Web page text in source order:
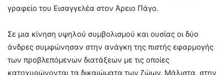
γραφείο του Εισαγγελέα στον Άρειο Πάγο.
Σε μια κίνηση υψηλού συμβολισμού και ουσίας οι δύο
άνδρες συμφώνησαν στην ανάγκη της πιστής εφαρμογής
των προβλεπόμενων διατάξεων με τις οποίες
κατοχυρώνονται τα δικαιώματα των ζώων. Μάλιστα, στην